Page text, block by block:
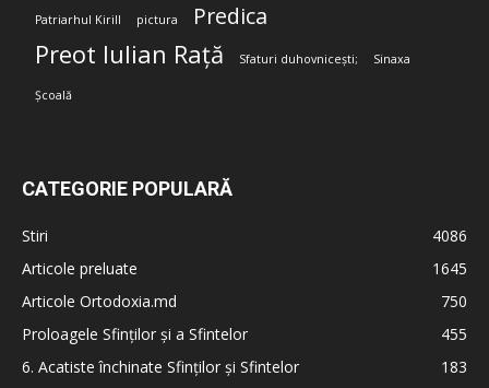
Patriarhul Kirill pictura Predica
Preot Iulian Rață Sfaturi duhovnicești; Sinaxa
Școală
CATEGORIE POPULARĂ
Stiri
4086
Articole preluate
1645
Articole Ortodoxia.md
750
Proloagele Sfinților și a Sfintelor
455
6. Acatiste închinate Sfinților și Sfintelor
183